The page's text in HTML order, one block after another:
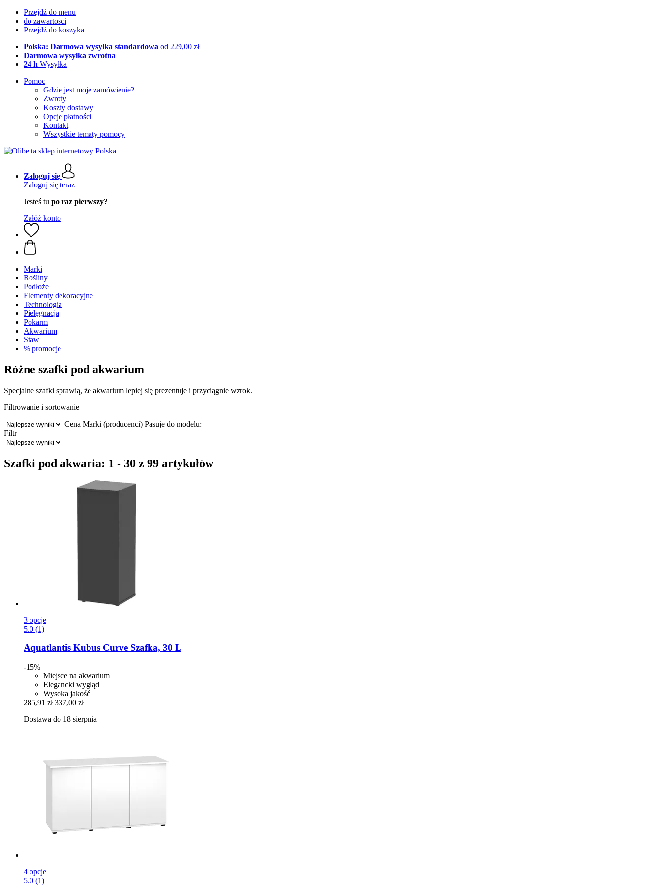
Przejdź do menu
do zawartości
Przejdź do koszyka
Polska: Darmowa wysyłka standardowa od 229,00 zł
Darmowa wysyłka zwrotna
24 h Wysyłka
Pomoc
Gdzie jest moje zamówienie?
Zwroty
Koszty dostawy
Opcje płatności
Kontakt
Wszystkie tematy pomocy
Zaloguj się
Zaloguj się teraz
Jesteś tu po raz pierwszy?
Załóż konto
Marki
Rośliny
Podłoże
Elementy dekoracyjne
Technologia
Pielęgnacja
Pokarm
Akwarium
Staw
% promocje
Różne szafki pod akwarium
Specjalne szafki sprawią, że akwarium lepiej się prezentuje i przyciągnie wzrok.
Filtrowanie i sortowanie
Cena Marki (producenci) Pasuje do modelu:
Filtr
Szafki pod akwaria: 1 - 30 z 99 artykułów
3 opcje
5.0 (1)
Aquatlantis Kubus Curve Szafka, 30 L
-15%
Miejsce na akwarium
Elegancki wygląd
Wysoka jakość
285,91 zł 337,00 zł
Dostawa do 18 sierpnia
4 opcje
5.0 (1)